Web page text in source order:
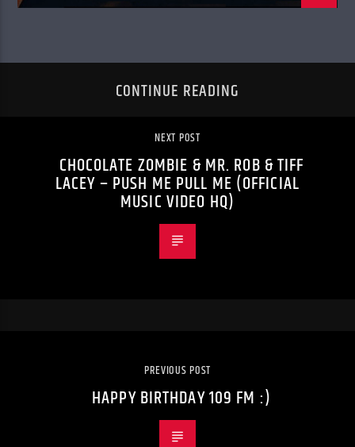
CONTINUE READING
NEXT POST
CHOCOLATE ZOMBIE & MR. ROB & TIFF
LACEY – PUSH ME PULL ME (OFFICIAL
MUSIC VIDEO HQ)
PREVIOUS POST
HAPPY BIRTHDAY 109 FM :)